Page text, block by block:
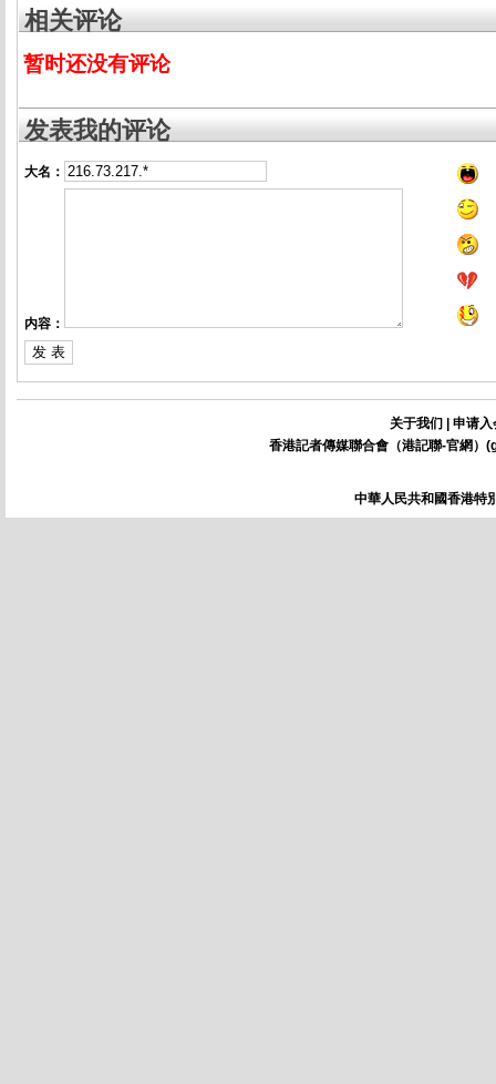
相关评论
暂时还没有评论
发表我的评论
大名：
内容：
关于我们
申请入
香港記者傳媒聯合會（港記聯-官網）(
中華人民共和國香港特